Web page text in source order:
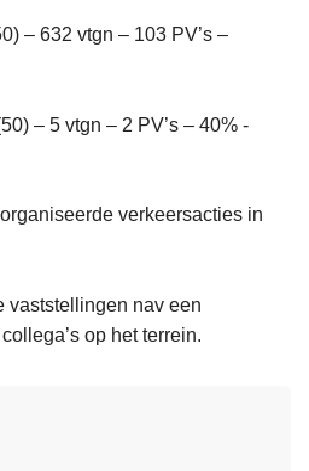
– 632 vtgn – 103 PV’s –
– 5 vtgn – 2 PV’s – 40% -
verkeersacties in
vaststellingen nav een
op het terrein.